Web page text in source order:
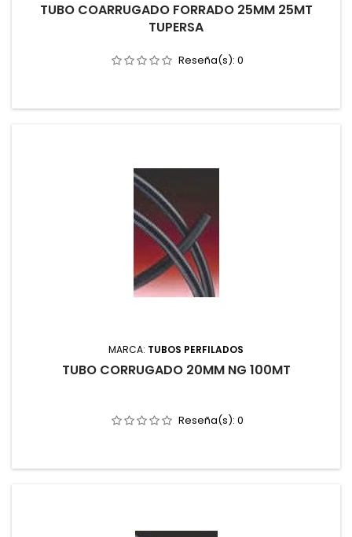
TUBO COARRUGADO FORRADO 25MM 25MT
TUPERSA
Reseña(s): 0
MARCA: TUBOS PERFILADOS
TUBO CORRUGADO 20MM NG 100MT
Reseña(s): 0